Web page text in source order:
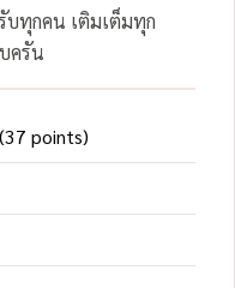
ทุกคน เติมเต็มทุก
ครัน
points)